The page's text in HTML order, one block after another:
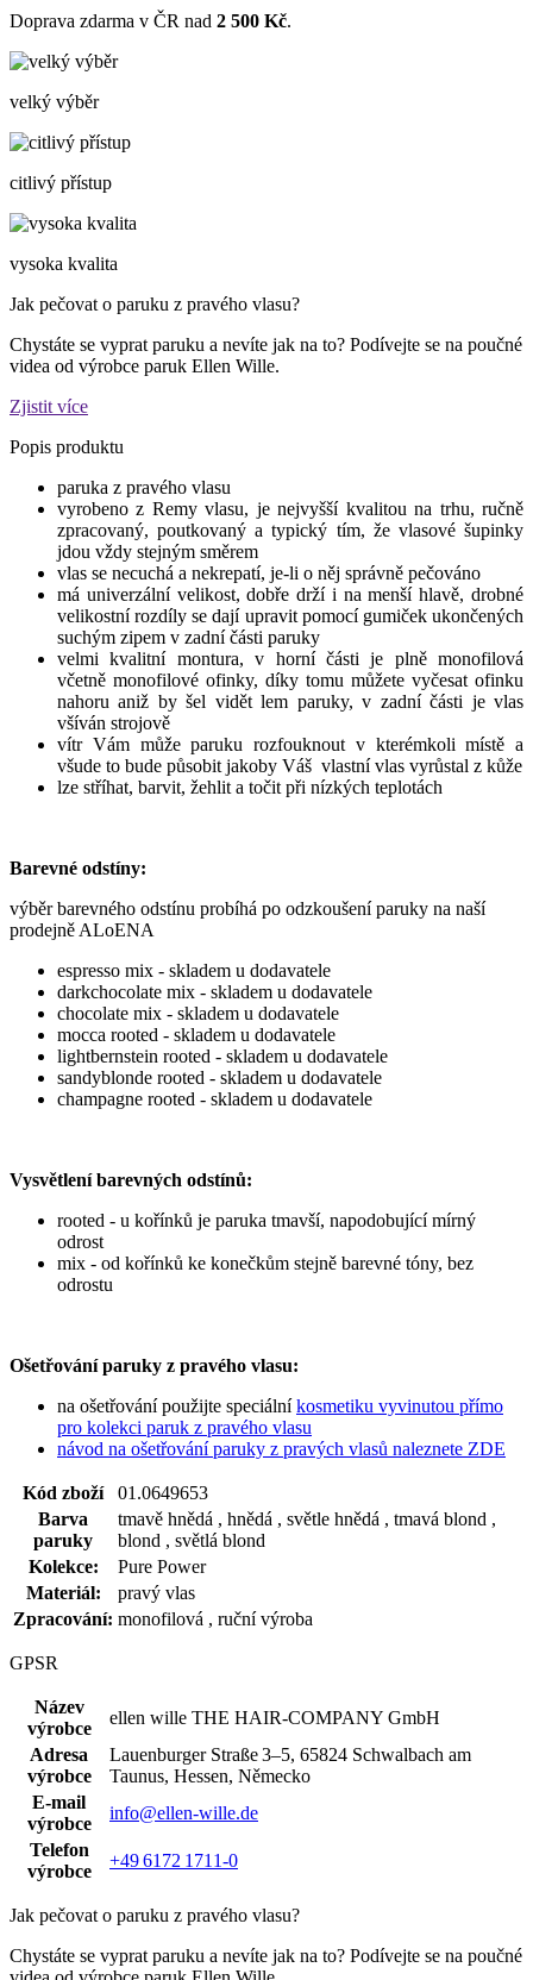
Doprava zdarma v ČR nad 2 500 Kč.
velký výběr
citlivý přístup
vysoka kvalita
Jak pečovat o paruku z pravého vlasu?
Chystáte se vyprat paruku a nevíte jak na to? Podívejte se na poučné
videa od výrobce paruk Ellen Wille.
Zjistit více
Popis produktu
paruka z pravého vlasu
vyrobeno z Remy vlasu, je nejvyšší kvalitou na trhu, ručně
zpracovaný, poutkovaný a typický tím, že vlasové šupinky
jdou vždy stejným směrem
vlas se necuchá a nekrepatí, je-li o něj správně pečováno
má univerzální velikost, dobře drží i na menší hlavě, drobné
velikostní rozdíly se dají upravit pomocí gumiček ukončených
suchým zipem v zadní části paruky
velmi kvalitní montura, v horní části je plně monofilová
včetně monofilové ofinky, díky tomu můžete vyčesat ofinku
nahoru aniž by šel vidět lem paruky, v zadní části je vlas
všíván strojově
vítr Vám může paruku rozfouknout v kterémkoli místě a
všude to bude působit jakoby Váš vlastní vlas vyrůstal z kůže
lze stříhat, barvit, žehlit a točit při nízkých teplotách
Barevné odstíny:
výběr barevného odstínu probíhá po odzkoušení paruky na naší
prodejně ALoENA
espresso mix - skladem u dodavatele
darkchocolate mix - skladem u dodavatele
chocolate mix - skladem u dodavatele
mocca rooted - skladem u dodavatele
lightbernstein rooted - skladem u dodavatele
sandyblonde rooted - skladem u dodavatele
champagne rooted - skladem u dodavatele
Vysvětlení barevných odstínů:
rooted - u kořínků je paruka tmavší, napodobující mírný
odrost
mix - od kořínků ke konečkům stejně barevné tóny, bez
odrostu
Ošetřování paruky z pravého vlasu:
na ošetřování použijte speciálníkosmetiku vyvinutou přímo
pro kolekci paruk z pravého vlasu
návod na ošetřování paruky z pravých vlasů naleznete ZDE
Kód zboží
01.0649653
Barva
paruky
tmavě hnědá , hnědá , světle hnědá , tmavá blond ,
blond , světlá blond
Kolekce:
Pure Power
Materiál:
pravý vlas
Zpracování: monofilová , ruční výroba
GPSR
Název
výrobce
ellen wille THE HAIR‑COMPANY GmbH
Adresa
výrobce
Lauenburger Straße 3–5, 65824 Schwalbach am
Taunus, Hessen, Německo
E-mail
výrobce
info@ellen-wille.de
Telefon
výrobce
+49 6172 1711‑0
Jak pečovat o paruku z pravého vlasu?
Chystáte se vyprat paruku a nevíte jak na to? Podívejte se na poučné